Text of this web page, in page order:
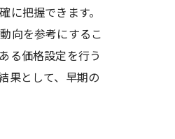
把握できます。
向を参考にするこ
る価格設定を行う
果として、早期の